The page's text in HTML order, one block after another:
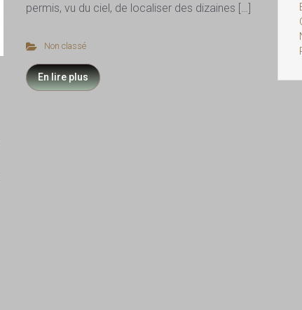
permis, vu du ciel, de localiser des dizaines […]
Non classé
En lire plus